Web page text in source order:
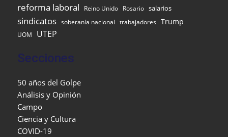
reforma laboral Reino Unido Rosario salarios
sindicatos soberanía nacional trabajadores Trump
UOM UTEP
Secciones
50 años del Golpe
Análisis y Opinión
Campo
Ciencia y Cultura
COVID-19